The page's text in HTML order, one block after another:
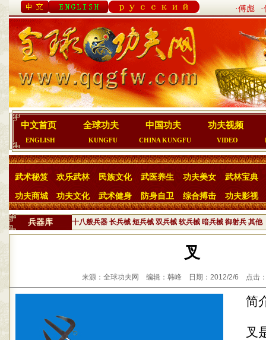
·傅彪
中文首页
ENGLISH
全球功夫
KUNGFU
中国功夫
CHINA KUNGFU
功夫视频
VIDEO
武术秘笈 欢乐武林 民族文化 武医养生 功夫美女 武林宝典
功夫商城 功夫文化 武术健身 防身自卫 综合搏击 功夫影视
兵器库 十八般兵器 长兵械 短兵械 双兵械 软兵械 暗兵械 御射兵 其他
叉
来源：全球功夫网 编辑：韩峰 日期：2012/2/6 点击
简
叉